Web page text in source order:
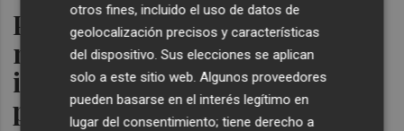
Protección del
medioambiente,
independencia energética y
progreso social
otros fines, incluido el uso de datos de
geolocalización precisos y características
del dispositivo. Sus elecciones se aplican
solo a este sitio web. Algunos proveedores
pueden basarse en el interés legítimo en
lugar del consentimiento; tiene derecho a